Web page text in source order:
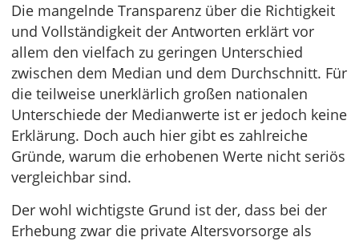
Die mangelnde Transparenz über die Richtigkeit
und Vollständigkeit der Antworten erklärt vor
allem den vielfach zu geringen Unterschied
zwischen dem Median und dem Durchschnitt. Für
die teilweise unerklärlich großen nationalen
Unterschiede der Medianwerte ist er jedoch keine
Erklärung. Doch auch hier gibt es zahlreiche
Gründe, warum die erhobenen Werte nicht seriös
vergleichbar sind.
Der wohl wichtigste Grund ist der, dass bei der
Erhebung zwar die private Altersvorsorge als